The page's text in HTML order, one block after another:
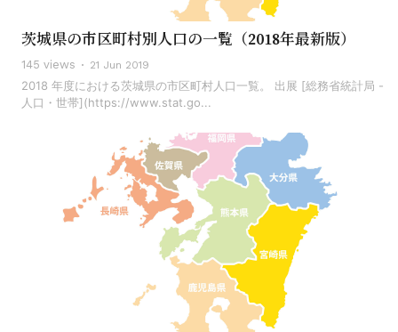
茨城県の市区町村別人口の一覧（2018年最新版）
145 views 21 Jun 2019
2018 年度における茨城県の市区町村人口一覧。 出展 [総務省統計局 -
人口・世帯](https://www.stat.go...